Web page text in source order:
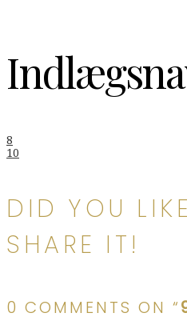
8
10
DID YOU
SHARE IT!
0 COMMENTS ON “